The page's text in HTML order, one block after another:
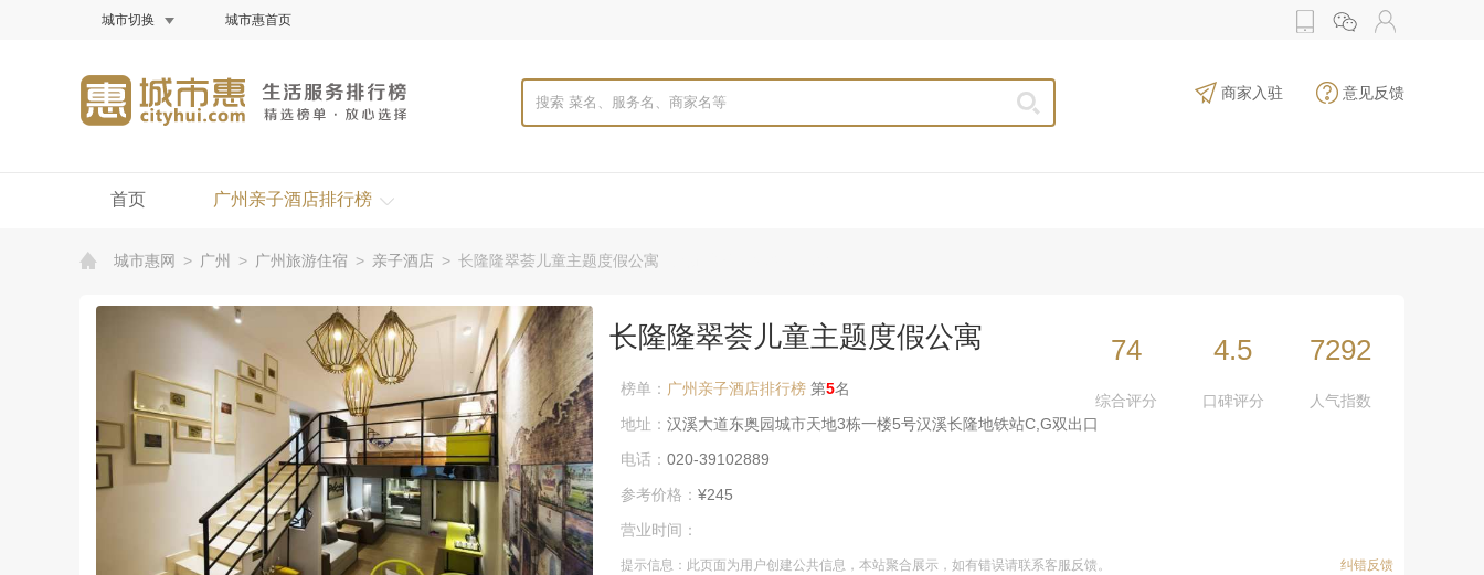
城市切换 城市惠首页
商家入驻 意见反馈
首页 广州亲子酒店排行榜
城市惠网 > 广州 > 广州旅游住宿 > 亲子酒店 > 长隆隆翠荟儿童主题度假公寓
长隆隆翠荟儿童主题度假公寓
榜单： 广州亲子酒店排行榜 第5名
地址： 汉溪大道东奥园城市天地3栋一楼5号汉溪长隆地铁站C,G双出口
电话： 020-39102889
参考价格： ¥245
营业时间：
提示信息：此页面为用户创建公共信息，本站聚合展示，如有错误请联系客服反馈。 纠错反馈
综合评分
74
口碑评分
4.5
人气指数
7292